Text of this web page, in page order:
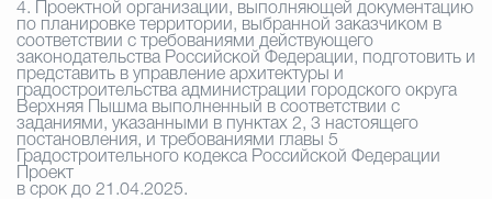
4.
Проектной организации, выполняющей документацию
по планировке территории, выбранной заказчиком в
соответствии с требованиями действующего
законодательства Российской Федерации, подготовить и
представить в управление архитектуры и
градостроительства администрации городского округа
Верхняя Пышма выполненный в соответствии с
заданиями, указанными в пунктах 2, 3 настоящего
постановления, и требованиями главы 5
Градостроительного кодекса Российской Федерации
Проект
в срок до 21.04.2025.